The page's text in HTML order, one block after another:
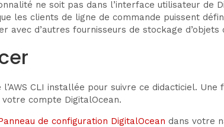
ne soit pas dans l’interface utilisateur
les clients de ligne de commande puissent
avec d’autres fournisseurs de stockage d’objets
l’AWS CLI installée pour suivre ce didacticiel.
compte DigitalOcean.
de configuration DigitalOcean dans votre